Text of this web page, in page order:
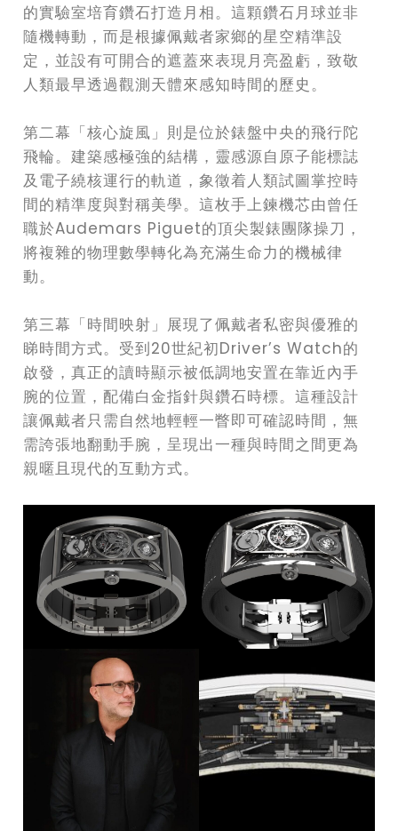
的實驗室培育鑽石打造月相。這顆鑽石月球並非
隨機轉動，而是根據佩戴者家鄉的星空精準設
定，並設有可開合的遮蓋來表現月亮盈虧，致敬
人類最早透過觀測天體來感知時間的歷史。
第二幕「核心旋風」則是位於錶盤中央的飛行陀
飛輪。建築感極強的結構，靈感源自原子能標誌
及電子繞核運行的軌道，象徵着人類試圖掌控時
間的精準度與對稱美學。這枚手上鍊機芯由曾任
職於Audemars Piguet的頂尖製錶團隊操刀，
將複雜的物理數學轉化為充滿生命力的機械律
動。
第三幕「時間映射」展現了佩戴者私密與優雅的
睇時間方式。受到20世紀初Driver’s Watch的
啟發，真正的讀時顯示被低調地安置在靠近內手
腕的位置，配備白金指針與鑽石時標。這種設計
讓佩戴者只需自然地輕輕一瞥即可確認時間，無
需誇張地翻動手腕，呈現出一種與時間之間更為
親暱且現代的互動方式。